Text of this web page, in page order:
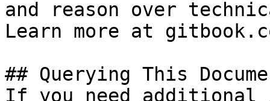
and reason over
Learn more at
## Querying This
If you need